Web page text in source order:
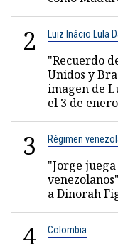
2 Luiz Inácio Lula
"Recuerdo
Unidos y
imagen de
el 3 de enero
3 Régimen
"Jorge
a Dinorah
4 Colombia